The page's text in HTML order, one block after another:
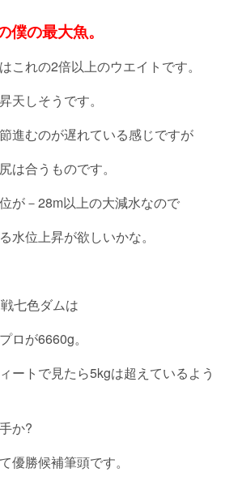
僕の最大魚。
これの2倍以上のウエイトです。
天しそうです。
進むのが遅れている感じですが
は合うものです。
が－28m以上の大減水なので
水位上昇が欲しいかな。
七色ダムは
ロが6660g。
ートで見たら5kgは超えているよう
か?
優勝候補筆頭です。